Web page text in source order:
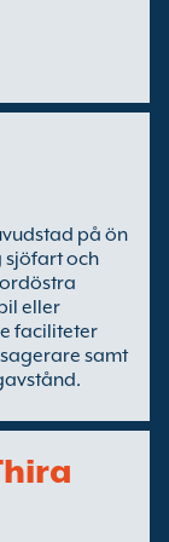
på ön
sjöfart och
eller
faciliteter
samt